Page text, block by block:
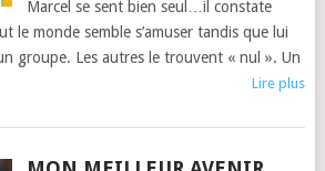
Marcel se sent bien seul…il constate
le monde semble s’amuser tandis que lui
groupe. Les autres le trouvent « nul ». Un
Lire plus